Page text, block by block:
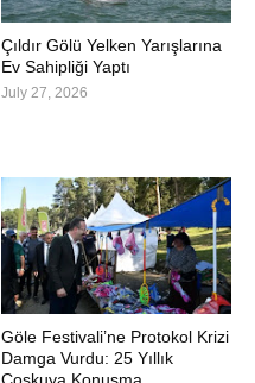
Çıldır Gölü Yelken Yarışlarına
Ev Sahipliği Yaptı
July 27, 2026
Göle Festivali’ne Protokol Krizi
Damga Vurdu: 25 Yıllık